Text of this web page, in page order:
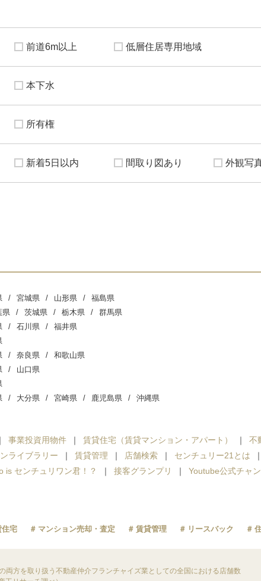
前道6m以上 低層住居専用地域
本下水
所有権
新着5日以内 間取り図あり 外観写
宮城県 山形県 福島県
県 茨城県 栃木県 群馬県
石川県 福井県
奈良県 和歌山県
山口県
大分県 宮崎県 鹿児島県 沖縄県
事業投資用物件 賃貸住宅（賃貸マンション・アパート） 不
ライブラリー 賃貸管理 店舗検索 センチュリー21とは
is センチュリワン君！？ 接客グランプリ Youtube公式チャ
住宅 マンション売却・査定 賃貸管理 リースバック
両方を取り扱う不動産仲介フランチャイズ業としての全国における店舗数